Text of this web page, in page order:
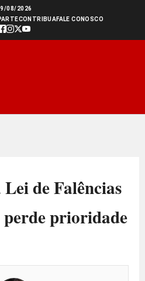
08/2026
CONTRIBUAFALE CONOSCO
de Falências
prioridade